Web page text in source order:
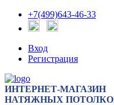
+7(499)643-46-33
Вход
Регистрация
ИНТЕРНЕТ-МАГАЗИН
НАТЯЖНЫХ